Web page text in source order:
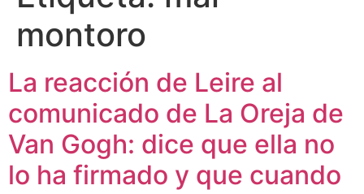
montoro
La reacción de Leire al
comunicado de La Oreja de
Van Gogh: dice que ella no
lo ha firmado y que cuando